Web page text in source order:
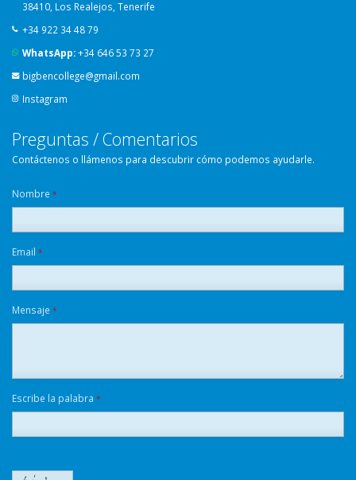
38410, Los Realejos, Tenerife
+34 922 34 48 79
WhatsApp:+34 646 53 73 27
bigbencollege@gmail.com
Instagram
Preguntas / Comentarios
Contáctenos o llámenos para descubrir cómo podemos ayudarle.
Nombre *
Email *
Mensaje *
Escribe la palabra *